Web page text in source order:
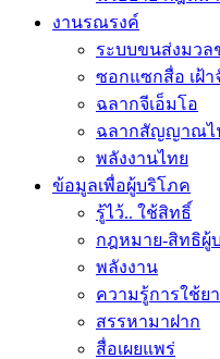
งานรณรงค์
ระบบขนส่งมวล
ซอกแซกสื่อ เฝ้
ฉลากจีเอ็มโอ
ฉลากสัญญาณไ
พลังงานไทย
ข้อมูลเพื่อผู้บริโภค
รู้ไว้.. ใช้สิทธิ์
กฎหมาย-สิทธิผู้
พลังงาน
ความรู้การใช้ยา
สรรหามาฝาก
สื่อเผยแพร่